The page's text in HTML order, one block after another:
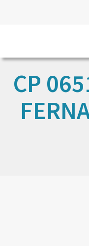
CP